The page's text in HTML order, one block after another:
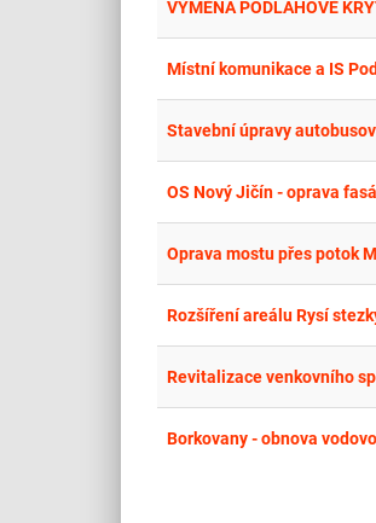
VÝMĚNA PODLAHOVÉ
Místní komunikace a IS
Stavební úpravy
OS Nový Jičín - oprava
Oprava mostu přes potok
Rozšíření areálu Rysí
Revitalizace venkovního
Borkovany - obnova